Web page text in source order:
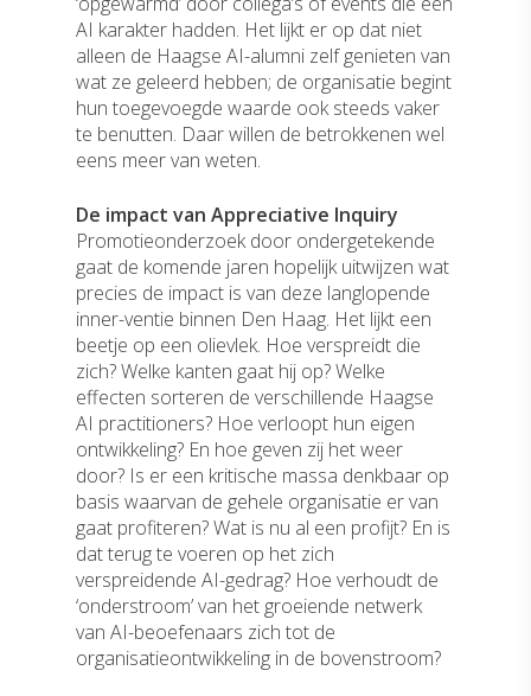
AI karakter hadden. Het lijkt er op dat niet
alleen de Haagse AI-alumni zelf genieten van
wat ze geleerd hebben; de organisatie begint
hun toegevoegde waarde ook steeds vaker
te benutten. Daar willen de betrokkenen wel
eens meer van weten.
De impact van Appreciative Inquiry
Promotieonderzoek door ondergetekende
gaat de komende jaren hopelijk uitwijzen wat
precies de impact is van deze langlopende
inner-ventie binnen Den Haag. Het lijkt een
beetje op een olievlek. Hoe verspreidt die
zich? Welke kanten gaat hij op? Welke
effecten sorteren de verschillende Haagse
AI practitioners? Hoe verloopt hun eigen
ontwikkeling? En hoe geven zij het weer
door? Is er een kritische massa denkbaar op
basis waarvan de gehele organisatie er van
gaat profiteren? Wat is nu al een profijt? En is
dat terug te voeren op het zich
verspreidende AI-gedrag? Hoe verhoudt de
‘onderstroom’ van het groeiende netwerk
van AI-beoefenaars zich tot de
organisatieontwikkeling in de bovenstroom?
Dit zijn wij
Het team
Onze purpose
Onze belofte
Aan de slag
Met jou als leider
Met het team
Quinter Scans
Artikelen
Boeken
Contact